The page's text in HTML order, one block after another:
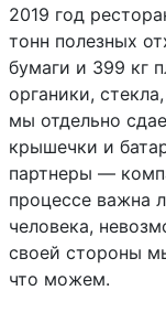
2019 год
тонн полезных
бумаги и 399 кг
органики,
мы отдельно
крышечки и
партнеры —
процессе важна
человека,
своей стороны
что можем.